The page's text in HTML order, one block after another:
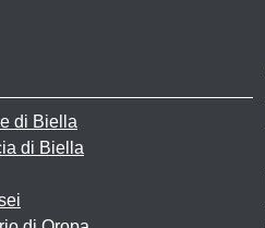
di Biella
di Biella